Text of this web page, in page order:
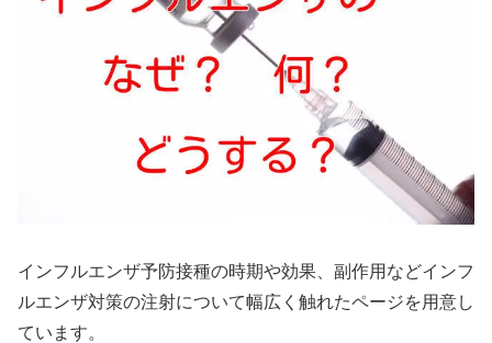
インフルエンザ予防接種の時期や効果、副作用などインフ
ルエンザ対策の注射について幅広く触れたページを用意し
ています。